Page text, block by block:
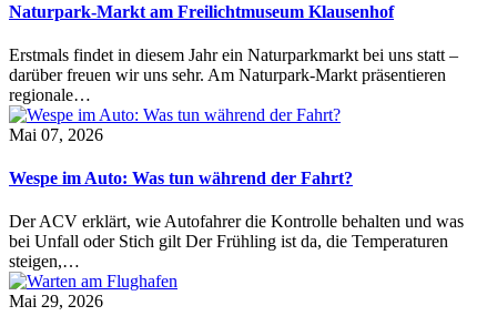
Naturpark-Markt am Freilichtmuseum Klausenhof
Erstmals findet in diesem Jahr ein Naturparkmarkt bei uns statt –
darüber freuen wir uns sehr. Am Naturpark-Markt präsentieren
regionale…
Mai 07, 2026
Wespe im Auto: Was tun während der Fahrt?
Der ACV erklärt, wie Autofahrer die Kontrolle behalten und was
bei Unfall oder Stich gilt Der Frühling ist da, die Temperaturen
steigen,…
Mai 29, 2026